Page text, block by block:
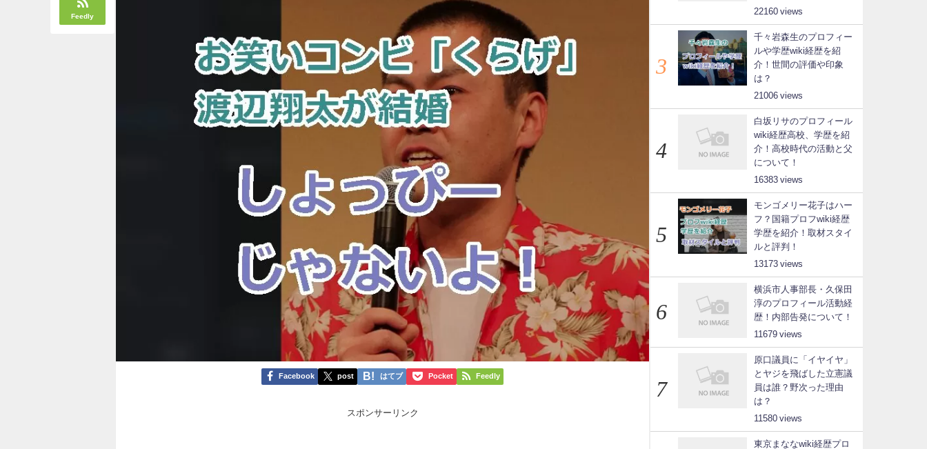
Feedly
Facebook post はてブ Pocket Feedly
スポンサーリンク
22160
千々岩森生のプロフィー
ルや学歴wiki経歴を紹
介！世間の評価や印象
は？
21006
白坂リサのプロフィール
wiki経歴高校、学歴を紹
介！高校時代の活動と父
について！
16383
モンゴメリー花子はハー
フ？国籍プロフwiki経歴
学歴を紹介！取材スタイ
ルと評判！
13173
横浜市人事部長・久保田
淳のプロフィール活動経
歴！内部告発について！
11679
原口議員に「イヤイヤ」
とヤジを飛ばした立憲議
員は誰？野次った理由
は？
11580
東京まななwiki経歴プロ